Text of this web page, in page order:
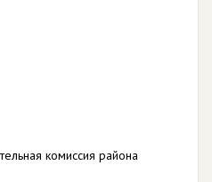
комиссия района